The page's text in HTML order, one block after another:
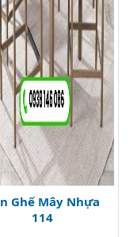
Ghế Mây Nhựa
114